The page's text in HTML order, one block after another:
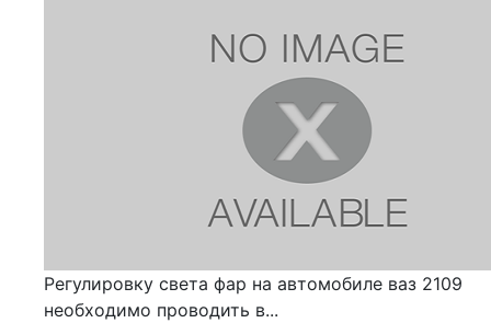
Регулировку света фар на автомобиле ваз 2109
необходимо проводить в...